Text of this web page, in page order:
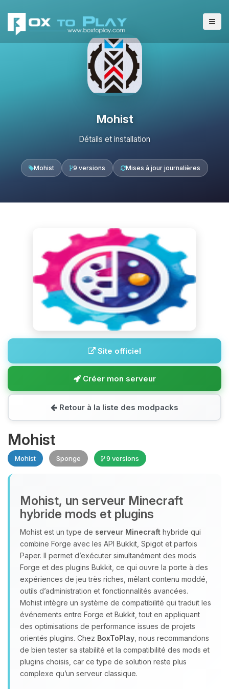
Mohist
Détails et installation
Mohist 9 versions Mises à jour journalières
Site officiel
Créer mon serveur
Retour à la liste des modpacks
Mohist
Mohist Sponge 9 versions
Mohist, un serveur Minecraft
hybride mods et plugins
Mohist est un type de serveur Minecraft hybride qui
combine Forge avec les API Bukkit, Spigot et parfois
Paper. Il permet d’exécuter simultanément des mods
Forge et des plugins Bukkit, ce qui ouvre la porte à des
expériences de jeu très riches, mêlant contenu moddé,
outils d’administration et fonctionnalités avancées.
Mohist intègre un système de compatibilité qui traduit les
événements entre Forge et Bukkit, tout en appliquant
des optimisations de performance issues de projets
orientés plugins. Chez BoxToPlay , nous recommandons
de bien tester sa stabilité et la compatibilité des mods et
plugins choisis, car ce type de solution reste plus
complexe qu’un serveur classique.
Youpi, enfin quelqu’un pour me
parler ! Moi c’est Choupy, ton petit
assistant BoxToPlay. Dis-moi ce dont
tu as besoin et je vais remuer mes
petits circuits pour t’aider.
10/08/2026 à 20:05